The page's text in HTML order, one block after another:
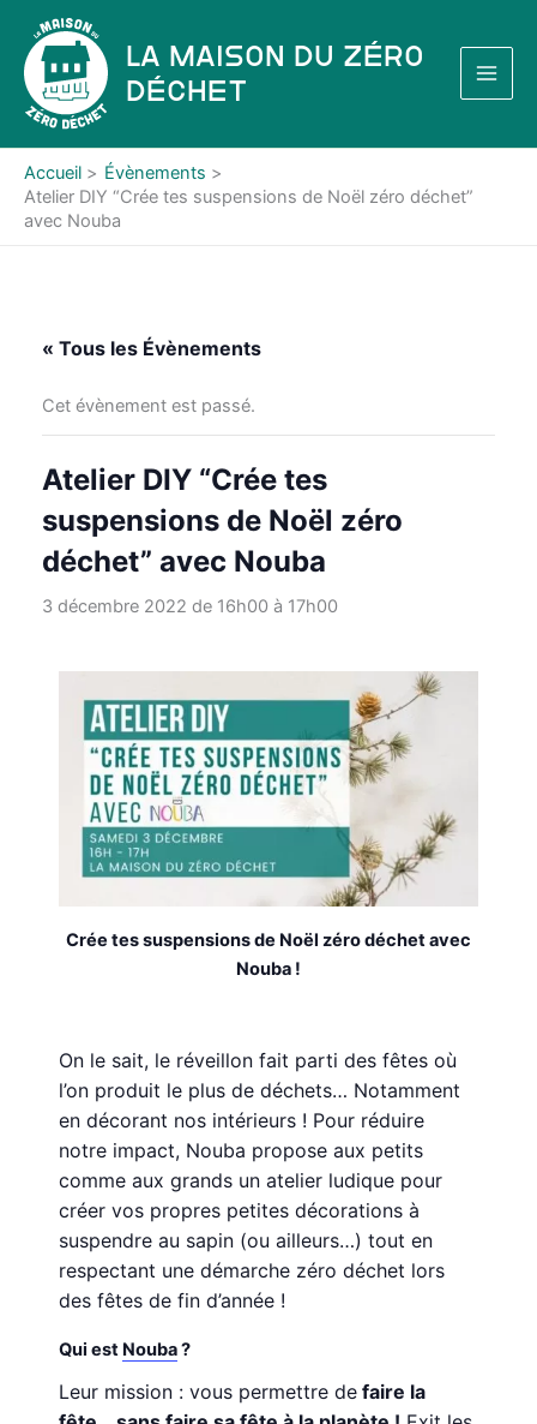
contenu
La Maison du Zéro
Déchet
Accueil
Évènements
Atelier DIY “Crée tes suspensions de Noël zéro déchet”
avec Nouba
« Tous les Évènements
Cet évènement est passé.
Atelier DIY “Crée tes
suspensions de Noël zéro
déchet” avec Nouba
3 décembre 2022 de 16h00à 17h00
Crée tes suspensions de Noël zéro déchet avec
Nouba !
On le sait, le réveillon fait parti des fêtes où
l’on produit le plus de déchets… Notamment
en décorant nos intérieurs ! Pour réduire
notre impact, Nouba propose aux petits
comme aux grands un atelier ludique pour
créer vos propres petites décorations à
suspendre au sapin (ou ailleurs…) tout en
respectant une démarche zéro déchet lors
des fêtes de fin d’année !
Qui est Nouba?
Leur mission : vous permettre de faire la